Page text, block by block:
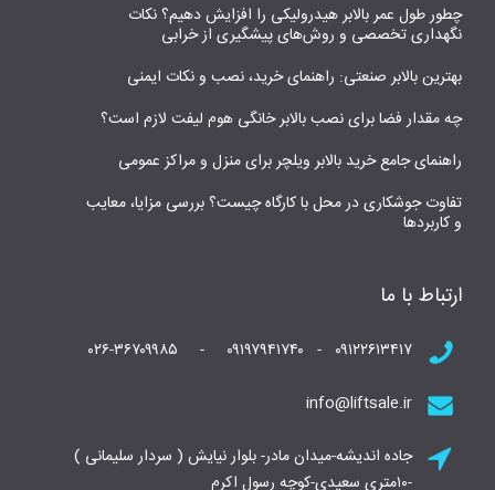
چطور طول عمر بالابر هیدرولیکی را افزایش دهیم؟ نکات
نگهداری تخصصی و روش‌های پیشگیری از خرابی
بهترین بالابر صنعتی: راهنمای خرید، نصب و نکات ایمنی
چه مقدار فضا برای نصب بالابر خانگی هوم لیفت لازم است؟
راهنمای جامع خرید بالابر ویلچر برای منزل و مراکز عمومی
تفاوت جوشکاری در محل با کارگاه چیست؟ بررسی مزایا، معایب
و کاربردها
ارتباط با ما
۰۹۱۲۲۶۱۳۴۱۷ - ۰۹۱۹۷۹۴۱۷۴۰ - ۰۲۶-۳۶۷۰۹۹۸۵
info@liftsale.ir
جاده اندیشه-میدان مادر- بلوار نیایش ( سردار سلیمانی )
-۱۰متری سعیدی-کوچه رسول اکرم